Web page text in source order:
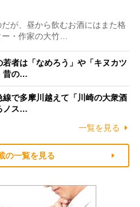
が、昼から飲むお酒にはまた格
・作家の大竹…
若者は「なめろう」や「キヌカツ
昔の…
線で多摩川越えて「川崎の大衆酒
ノス…
一覧を見る
の一覧を見る